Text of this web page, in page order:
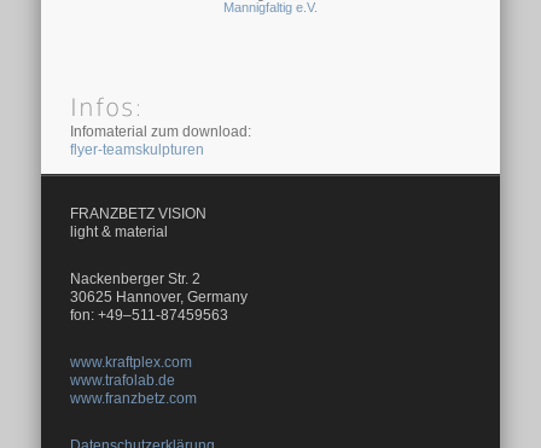
Mannigfaltig e.V.
Infos:
Infomaterial zum download:
flyer-teamskulpturen
FRANZBETZ VISION
light & material
Nackenberger Str. 2
30625 Hannover, Germany
fon: +49–511-87459563
www.kraftplex.com
www.trafolab.de
www.franzbetz.com